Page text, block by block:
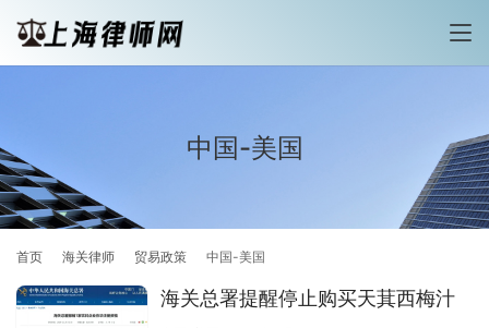
中国-美国
首页 海关律师 贸易政策 中国-美国
海关总署提醒停止购买天萁西梅汁